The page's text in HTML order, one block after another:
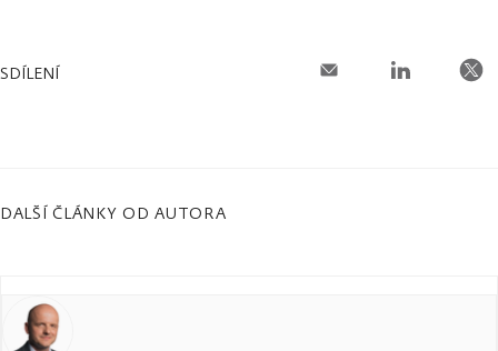
SDÍLENÍ
DALŠÍ ČLÁNKY OD AUTORA